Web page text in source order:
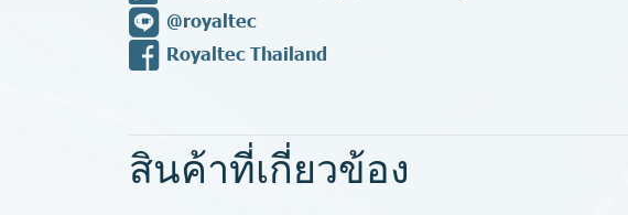
@royaltec
Royaltec Thailand
สินค้าที่เกี่ยวข้อง